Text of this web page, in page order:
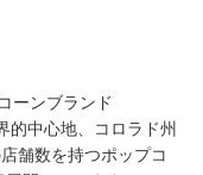
ーンブランド
的中心地、コロラド州
舗数を持つポップコ